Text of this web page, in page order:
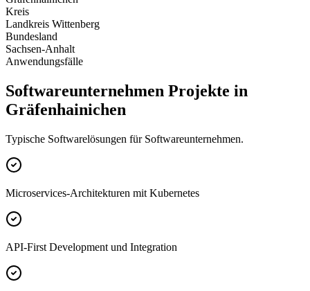
Kreis
Landkreis Wittenberg
Bundesland
Sachsen-Anhalt
Anwendungsfälle
Softwareunternehmen Projekte in
Gräfenhainichen
Typische Softwarelösungen für Softwareunternehmen.
Microservices-Architekturen mit Kubernetes
API-First Development und Integration